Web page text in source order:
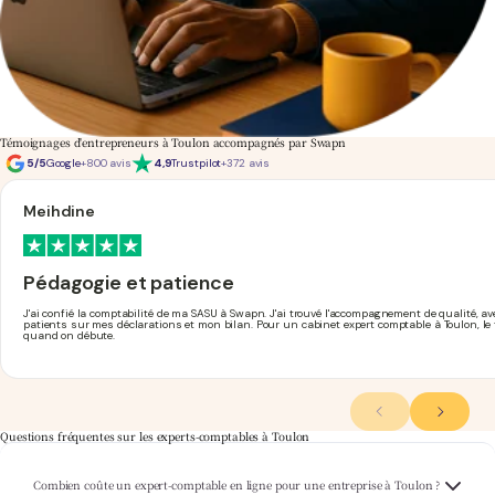
Témoignages d'entrepreneurs à Toulon accompagnés par Swapn
5/5Google+800 avis 4,9Trustpilot+372 avis
Meihdine
Pédagogie et patience
J'ai confié la comptabilité de ma SASU à Swapn. J'ai trouvé l'accompagnement de qualité,
patients sur mes déclarations et mon bilan. Pour un cabinet expert comptable à
quand on débute.
Questions fréquentes sur les experts-comptables à Toulon
Combien coûte un expert-comptable en ligne pour une entreprise à Toulon ?
Swapn propose un accompagnement comptable complet à partir de 29€ HT/mois, que